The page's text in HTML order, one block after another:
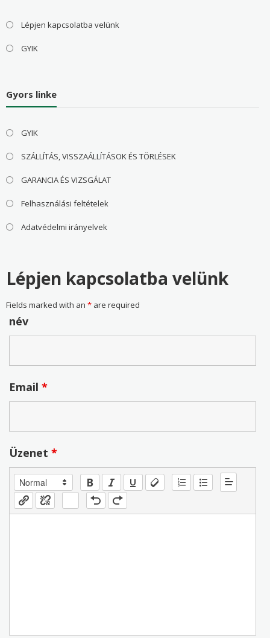
Lépjen kapcsolatba velünk
GYIK
Gyors linke
GYIK
SZÁLLÍTÁS, VISSZAÁLLÍTÁSOK ÉS TÖRLÉSEK
GARANCIA ÉS VIZSGÁLAT
Felhasználási feltételek
Adatvédelmi irányelvek
Lépjen kapcsolatba velünk
Fields marked with an *are required
név
Email *
Üzenet *